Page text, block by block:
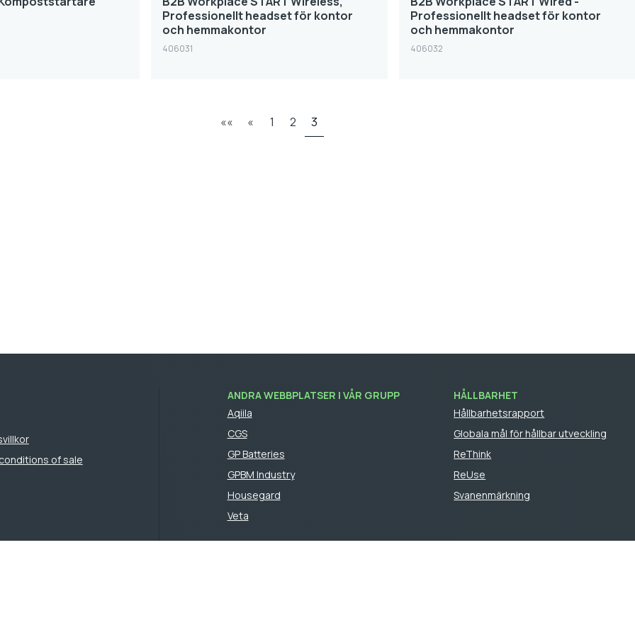
Professionellt headset för kontor
och hemmakontor
406031
Professionellt headset för kontor
och hemmakontor
406032
«« « 1 2 3
of sale
ANDRA WEBBPLATSER I VÅR GRUPP
Aqiila
CGS
GP Batteries
GPBM Industry
Housegard
Veta
HÅLLBARHET
Hållbarhetsrapport
Globala mål för hållbar utveckling
ReThink
ReUse
Svanenmärkning